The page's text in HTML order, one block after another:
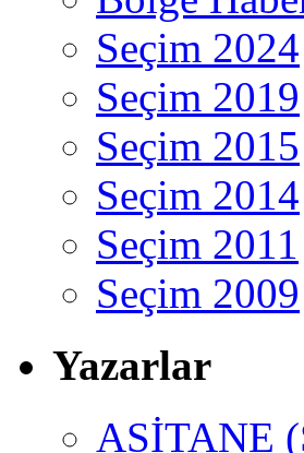
Seçim 2024
Seçim 2019
Seçim 2015
Seçim 2014
Seçim 2011
Seçim 2009
Yazarlar
ASİTANE